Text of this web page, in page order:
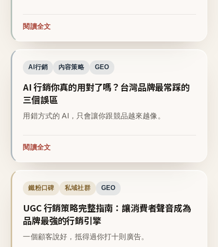
閱讀全文
AI行銷 內容策略 GEO
AI 行銷你真的用對了嗎？台灣品牌最常踩的
三個誤區
用錯方式的 AI，只會讓你跟競品越來越像。
閱讀全文
鐵粉口碑 私域社群 GEO
UGC 行銷策略完整指南：讓消費者聲音成為
品牌最強的行銷引擎
一個顧客說好，抵得過你打十則廣告。